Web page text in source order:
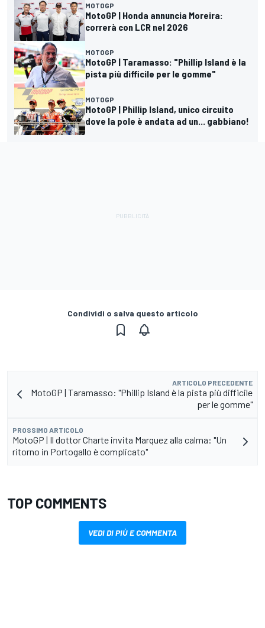
MOTOGP
MotoGP | Honda annuncia Moreira:
correrà con LCR nel 2026
MOTOGP
MotoGP | Taramasso: "Phillip Island è la
pista più difficile per le gomme"
MOTOGP
MotoGP | Phillip Island, unico circuito
dove la pole è andata ad un... gabbiano!
Condividi o salva questo articolo
ARTICOLO PRECEDENTE
MotoGP | Taramasso: "Phillip Island è la pista più difficile
per le gomme"
PROSSIMO ARTICOLO
MotoGP | Il dottor Charte invita Marquez alla calma: "Un
ritorno in Portogallo è complicato"
TOP COMMENTS
VEDI DI PIÙ E COMMENTA